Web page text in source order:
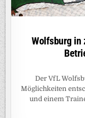
Wolfsburg in
Der VfL
Möglichkeiten
und einem